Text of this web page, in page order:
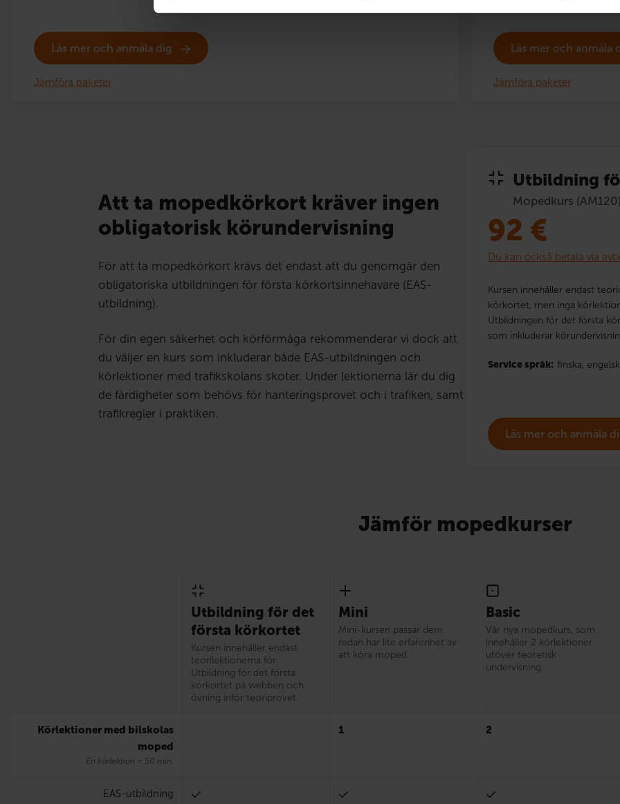
Läs mer och anmäla dig
Jämföra paketer
Läs mer och anmäla
Jämföra paketer
Att ta mopedkörkort kräver ingen
obligatorisk körundervisning
För att ta mopedkörkort krävs det endast att du genomgår den
obligatoriska utbildningen för första körkortsinnehavare (EAS-
utbildning).
För din egen säkerhet och körförmåga rekommenderar vi dock att
du väljer en kurs som inkluderar både EAS-utbildningen och
körlektioner med trafikskolans skoter. Under lektionerna lär du dig
de färdigheter som behövs för hanteringsprovet och i trafiken, samt
trafikregler i praktiken.
Utbildning
Mopedkurs (AM120)
92 €
Du kan också betala via
Kursen innehåller endast
körkortet, men inga
Utbildningen för det första
som inkluderar
Service språk: finska,
Läs mer och anmäla
Jämför mopedkurser
Utbildning för det
första körkortet
Kursen innehåller endast
teorilektionerna för
Utbildning för det första
körkortet på webben och
övning inför teoriprovet.
Mini
Mini-kursen passar dem
redan har lite erfarenhet av
att köra moped.
Basic
Vår nya mopedkurs, som
innehåller 2 körlektioner
utöver teoretisk
undervisning.
Körlektioner med bilskolas
moped
En körlektion = 50 min.
1 2
EAS-utbildning